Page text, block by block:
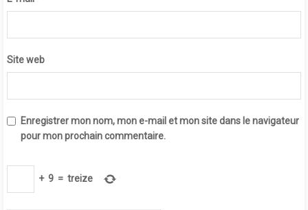
Site web
Enregistrer mon nom, mon e-mail et mon site dans le navigateur
pour mon prochain commentaire.
+ 9 = treize